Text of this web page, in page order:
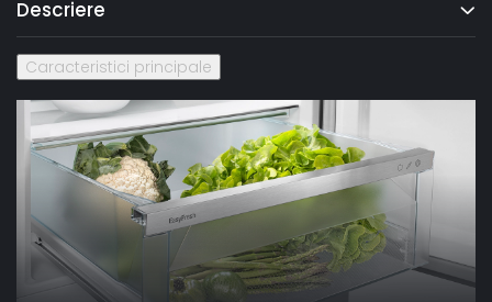
Descriere
Caracteristici principale